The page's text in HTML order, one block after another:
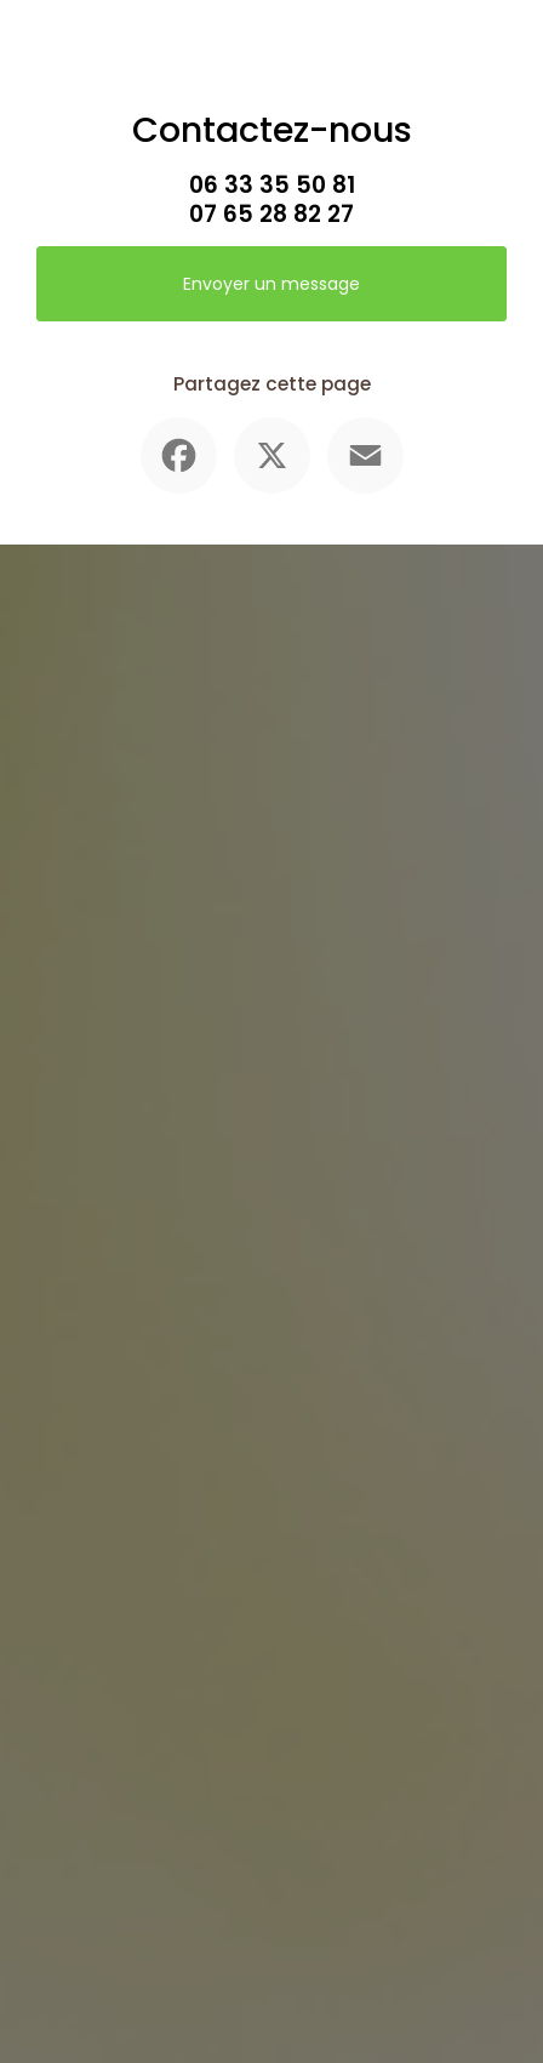
Contactez-nous
06 33 35 50 81
07 65 28 82 27
Envoyer un message
Partagez cette page